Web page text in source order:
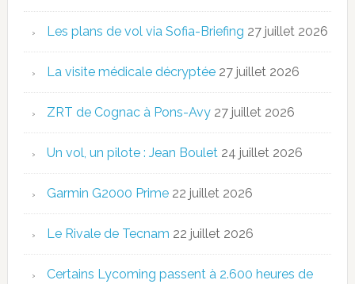
Les plans de vol via Sofia-Briefing 27 juillet 2026
La visite médicale décryptée 27 juillet 2026
ZRT de Cognac à Pons-Avy 27 juillet 2026
Un vol, un pilote : Jean Boulet 24 juillet 2026
Garmin G2000 Prime 22 juillet 2026
Le Rivale de Tecnam 22 juillet 2026
Certains Lycoming passent à 2.600 heures de